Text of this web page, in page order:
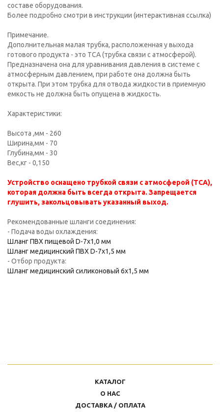
составе оборудования.
Более подробно смотри в инструкции (интерактивная ссылка)
Примечание.
Дополнительная малая трубка, расположенная у выхода
готового продукта - это ТСА (трубка связи с атмосферой).
Предназначена она для уравнивания давления в системе с
атмосферным давлением, при работе она должна быть
открыта. При этом трубка для отвода жидкости в приемную
емкость не должна быть опущена в жидкость.
Характеристики:
Высота ,мм - 260
Ширина,мм - 70
Глубина,мм - 30
Вес,кг - 0,150
Устройство оснащено трубкой связи с атмосферой (ТСА),
которая должна быть всегда открыта. Запрещается
глушить, закольцовывать указанный выход.
Рекомендованные шланги соединения:
- Подача воды охлаждения:
Шланг ПВХ пищевой D-7х1,0 мм
Шланг медицинский ПВХ D-7х1,5 мм
- Отбор продукта:
Шланг медицинский силиконовый 6х1,5 мм
КАТАЛОГ
О НАС
ДОСТАВКА / ОПЛАТА